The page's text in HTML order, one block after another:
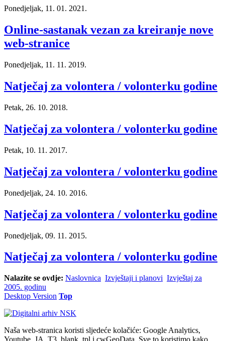
Ponedjeljak, 11. 01. 2021.
Online-sastanak vezan za kreiranje nove
web-stranice
Ponedjeljak, 11. 11. 2019.
Natječaj za volontera / volonterku godine
Petak, 26. 10. 2018.
Natječaj za volontera / volonterku godine
Petak, 10. 11. 2017.
Natječaj za volontera / volonterku godine
Ponedjeljak, 24. 10. 2016.
Natječaj za volontera / volonterku godine
Ponedjeljak, 09. 11. 2015.
Natječaj za volontera / volonterku godine
Nalazite se ovdje: Naslovnica Izvještaji i planovi Izvještaj za
2005. godinu
Desktop Version Top
Naša web-stranica koristi sljedeće kolačiće: Google Analytics,